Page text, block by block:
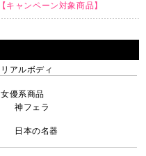
リアルボディ
女優系商品
神フェラ
日本の名器
【キャンペーン対象商品】